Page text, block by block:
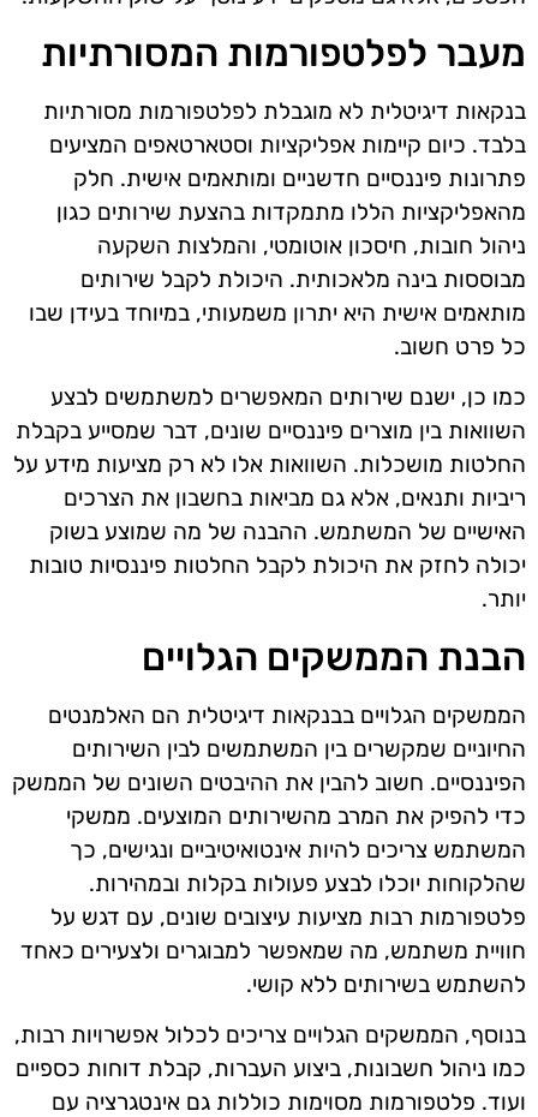
מעבר לפלטפורמות המסורתיות
בנקאות דיגיטלית לא מוגבלת לפלטפורמות מסורתיות
בלבד. כיום קיימות אפליקציות וסטארטאפים המציעים
פתרונות פיננסיים חדשניים ומותאמים אישית. חלק
מהאפליקציות הללו מתמקדות בהצעת שירותים כגון
ניהול חובות, חיסכון אוטומטי, והמלצות השקעה
מבוססות בינה מלאכותית. היכולת לקבל שירותים
מותאמים אישית היא יתרון משמעותי, במיוחד בעידן שבו
כל פרט חשוב.
כמו כן, ישנם שירותים המאפשרים למשתמשים לבצע
השוואות בין מוצרים פיננסיים שונים, דבר שמסייע בקבלת
החלטות מושכלות. השוואות אלו לא רק מציעות מידע על
ריביות ותנאים, אלא גם מביאות בחשבון את הצרכים
האישיים של המשתמש. ההבנה של מה שמוצע בשוק
יכולה לחזק את היכולת לקבל החלטות פיננסיות טובות
יותר.
הבנת הממשקים הגלויים
הממשקים הגלויים בבנקאות דיגיטלית הם האלמנטים
החיוניים שמקשרים בין המשתמשים לבין השירותים
הפיננסיים. חשוב להבין את ההיבטים השונים של הממשק
כדי להפיק את המרב מהשירותים המוצעים. ממשקי
המשתמש צריכים להיות אינטואיטיביים ונגישים, כך
שהלקוחות יוכלו לבצע פעולות בקלות ובמהירות.
פלטפורמות רבות מציעות עיצובים שונים, עם דגש על
חוויית משתמש, מה שמאפשר למבוגרים ולצעירים כאחד
להשתמש בשירותים ללא קושי.
בנוסף, הממשקים הגלויים צריכים לכלול אפשרויות רבות,
כמו ניהול חשבונות, ביצוע העברות, קבלת דוחות כספיים
ועוד. פלטפורמות מסוימות כוללות גם אינטגרציה עם